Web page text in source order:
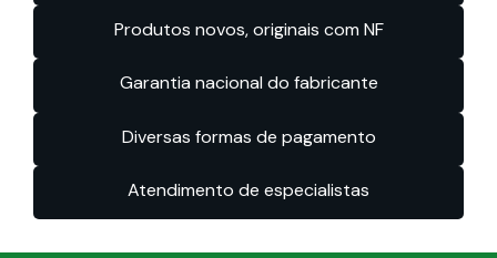
Produtos novos, originais com NF
Garantia nacional do fabricante
Diversas formas de pagamento
Atendimento de especialistas